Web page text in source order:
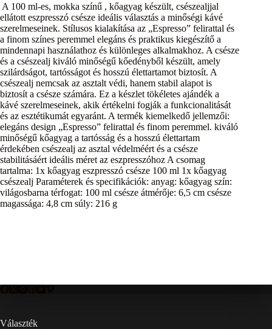
A 100 ml-es, mokka színű , kőagyag készült, csészealjjal
ellátott eszpresszó csésze ideális választás a minőségi kávé
szerelmeseinek. Stílusos kialakítása az „Espresso” felirattal és
a finom színes peremmel elegáns és praktikus kiegészítő a
mindennapi használathoz és különleges alkalmakhoz. A csésze
és a csészealj kiváló minőségű kőedényből készült, amely
szilárdságot, tartósságot és hosszú élettartamot biztosít. A
csészealj nemcsak az asztalt védi, hanem stabil alapot is
biztosít a csésze számára. Ez a készlet tökéletes ajándék a
kávé szerelmeseinek, akik értékelni fogják a funkcionalitását
és az esztétikumát egyaránt. A termék kiemelkedő jellemzői:
elegáns design „Espresso” felirattal és finom peremmel. kiváló
minőségű kőagyag a tartósság és a hosszú élettartam
érdekében csészealj az asztal védelméért és a csésze
stabilitásáért ideális méret az eszpresszóhoz A csomag
tartalma: 1x kőagyag eszpresszó csésze 100 ml 1x kőagyag
csészealj Paraméterek és specifikációk: anyag: kőagyag szín:
világosbarna térfogat: 100 ml csésze átmérője: 6,5 cm csésze
magassága: 4,8 cm súly: 216 g
Választék